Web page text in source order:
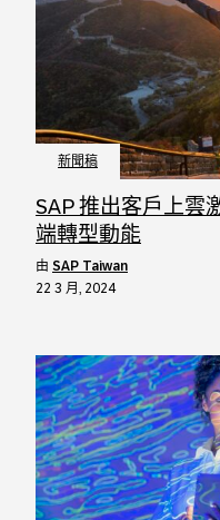
新聞稿
SAP 推出客戶上雲
端轉型動能
SAP Taiwan
22 3 月, 2024